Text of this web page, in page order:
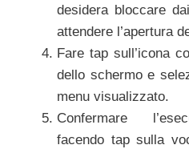
desidera bloccare
attendere l’apertura
Fare tap sull’icona
dello schermo e
menu visualizzato.
Confermare
facendo tap sulla